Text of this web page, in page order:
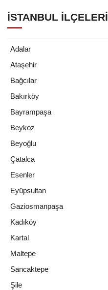
İSTANBUL İLÇELERI
Adalar
Ataşehir
Bağcılar
Bakırköy
Bayrampaşa
Beykoz
Beyoğlu
Çatalca
Esenler
Eyüpsultan
Gaziosmanpaşa
Kadıköy
Kartal
Maltepe
Sancaktepe
Şile